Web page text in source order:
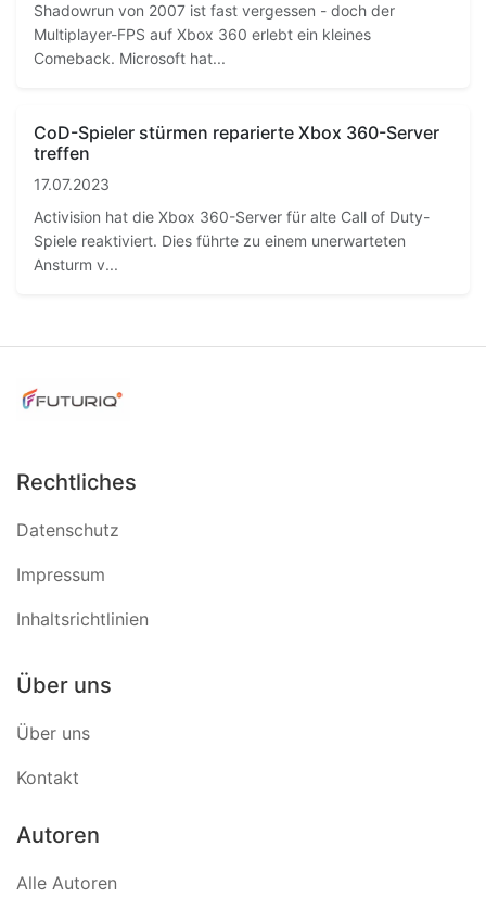
Shadowrun von 2007 ist fast vergessen - doch der
Multiplayer-FPS auf Xbox 360 erlebt ein kleines
Comeback. Microsoft hat...
CoD-Spieler stürmen reparierte Xbox 360-Server
treffen
17.07.2023
Activision hat die Xbox 360-Server für alte Call of Duty-
Spiele reaktiviert. Dies führte zu einem unerwarteten
Ansturm v...
Rechtliches
Datenschutz
Impressum
Inhaltsrichtlinien
Über uns
Über uns
Kontakt
Autoren
Alle Autoren